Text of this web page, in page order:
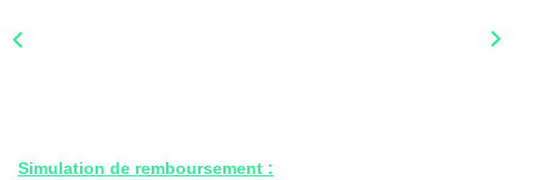
Simulation de remboursement :